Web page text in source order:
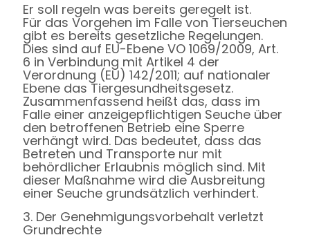
Er soll regeln was bereits geregelt ist.
Für das Vorgehen im Falle von Tierseuchen
gibt es bereits gesetzliche Regelungen.
Dies sind auf EU-Ebene VO 1069/2009, Art.
6 in Verbindung mit Artikel 4 der
Verordnung (EU) 142/2011; auf nationaler
Ebene das Tiergesundheitsgesetz.
Zusammenfassend heißt das, dass im
Falle einer anzeigepflichtigen Seuche über
den betroffenen Betrieb eine Sperre
verhängt wird. Das bedeutet, dass das
Betreten und Transporte nur mit
behördlicher Erlaubnis möglich sind. Mit
dieser Maßnahme wird die Ausbreitung
einer Seuche grundsätzlich verhindert.
3. Der Genehmigungsvorbehalt verletzt
Grundrechte